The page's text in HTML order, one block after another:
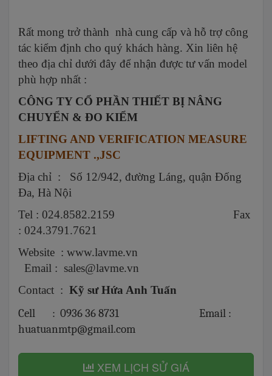
Rất mong trở thành nhà cung cấp và hỗ trợ công
tác kiểm định cho quý khách hàng. Xin liên hệ
theo địa chỉ dưới đây để nhận được tư vấn model
phù hợp nhất :
CÔNG TY CỔ PHẦN THIẾT BỊ NÂNG
CHUYỂN & ĐO KIỂM
LIFTING AND VERIFICATION MEASURE
EQUIPMENT .,JSC
Địa chỉ : Số 12/942, đường Láng, quận Đống
Đa, Hà Nội
Tel : 024.8582.2159 Fax
: 024.3791.7621
Website : www.lavme.vn
Email : sales@lavme.vn
Contact : Kỹ sư Hứa Anh Tuấn
Cell : 0936 36 8731 Email :
huatuanmtp@gmail.com
XEM LỊCH SỬ GIÁ